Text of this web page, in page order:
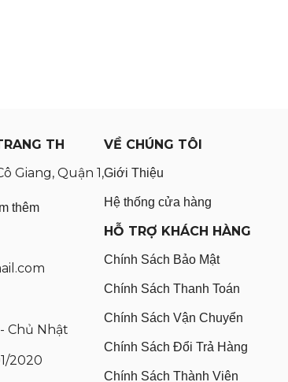
TH
Giang, Quận 1,
thêm
Chủ Nhật
2020
VỀ CHÚNG TÔI
Giới Thiệu
Hệ thống cửa hàng
HỖ TRỢ KHÁCH HÀNG
Chính Sách Bảo Mật
Chính Sách Thanh Toán
Chính Sách Vận Chuyển
Chính Sách Đổi Trả Hàng
Chính Sách Thành Viên